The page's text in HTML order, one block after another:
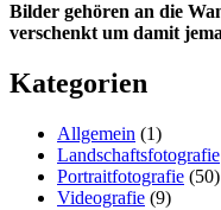
Bilder gehören an die
verschenkt um damit
Kategorien
Allgemein (1)
Landschaftsfotografie
Portraitfotografie (50)
Videografie (9)